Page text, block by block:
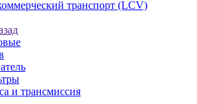
транспорт (LCV)
и трансмиссия